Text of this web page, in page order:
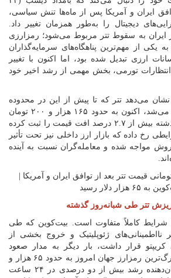
ایران و آمریکا پس از ماه‌ها تنش سیاسی،
دیجیتال را به‌طور همزمان تغییر داد.
ایران به سقوط تتر مربوط می‌شود؛ رمزارزی
از مهم‌ترین پناهگاه‌های سرمایه‌گذاران
ارزی تبدیل شده بود، اما اکنون با تغییر
تورمی، بخش مهمی از رشد اخیر خود
می‌دهد تتر که تا پیش از این در محدوده
۱۷۲ هزار تومان معامله می‌شد، اکنون به حدود ۱۶۵ هزار و ۲۰۰ تومان
رسیده و در شبانه‌روز گذشته بیش از ۲.۷ درصد افت قیمت را ثبت کرده
رخ داده که بازار ارز داخلی نیز تحت تأثیر
مواجه شده و معامله‌گران نسبت به آینده
ریزش تتر طی شبانه‌روز گذشته
شرایط کاملاً متفاوت است. بیت‌کوین که طی
نااطمینانی‌های ژئوپلیتیک و خروج بخشی از
کریپتو قرار داشت، بار دیگر به مدار صعود
بازگشته است. قیمت بزرگ‌ترین رمزارز جهان امروز به حدود ۶۵ هزار و
۹۰۰ دلار رسیده که نشان‌دهنده رشد بیش از دو درصدی در ۲۴ ساعت